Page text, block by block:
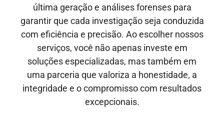
última geração e análises forenses para
garantir que cada investigação seja conduzida
com eficiência e precisão. Ao escolher nossos
serviços, você não apenas investe em
soluções especializadas, mas também em
uma parceria que valoriza a honestidade, a
integridade e o compromisso com resultados
excepcionais.